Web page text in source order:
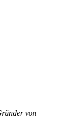
von